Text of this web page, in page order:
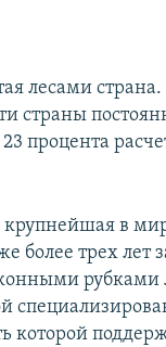
лесами
страны
процента
в
более трех лет
рубками
которой